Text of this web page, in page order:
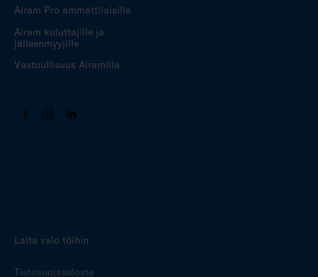
Airam Pro ammattilaisille
Airam kuluttajille ja
jälleenmyyjille
Vastuullisuus Airamilla
Laita valo töihin
Tietosuojaseloste